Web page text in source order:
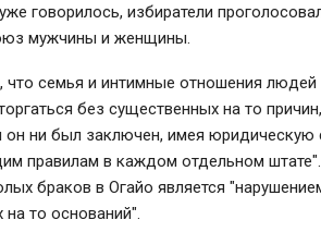
говорилось, избиратели
мужчины и женщины.
что семья и интимные отношения
без существенных на то
ни был заключен, имея юридическую
правилам в каждом отдельном штате".
браков в Огайо является
то оснований".